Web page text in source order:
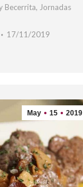
Becerrita, Jornadas
17/11/2019
May 15 2019